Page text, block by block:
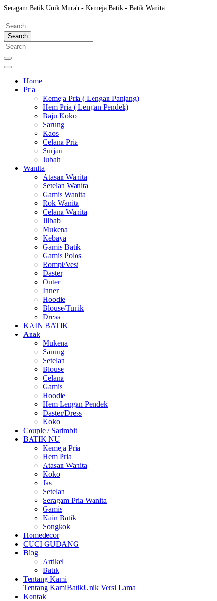
Seragam Batik Unik Murah - Kemeja Batik - Batik Wanita
Search
Home
Pria
Kemeja Pria ( Lengan Panjang)
Hem Pria ( Lengan Pendek)
Baju Koko
Sarung
Kaos
Celana Pria
Surjan
Jubah
Wanita
Atasan Wanita
Setelan Wanita
Gamis Wanita
Rok Wanita
Celana Wanita
Jilbab
Mukena
Kebaya
Gamis Batik
Gamis Polos
Rompi/Vest
Daster
Outer
Inner
Hoodie
Blouse/Tunik
Dress
KAIN BATIK
Anak
Mukena
Sarung
Setelan
Blouse
Celana
Gamis
Hoodie
Hem Lengan Pendek
Daster/Dress
Koko
Couple / Sarimbit
BATIK NU
Kemeja Pria
Hem Pria
Atasan Wanita
Koko
Jas
Setelan
Seragam Pria Wanita
Gamis
Kain Batik
Songkok
Homedecor
CUCI GUDANG
Blog
Artikel
Batik
Tentang Kami
Tentang KamiBatikUnik Versi Lama
Kontak